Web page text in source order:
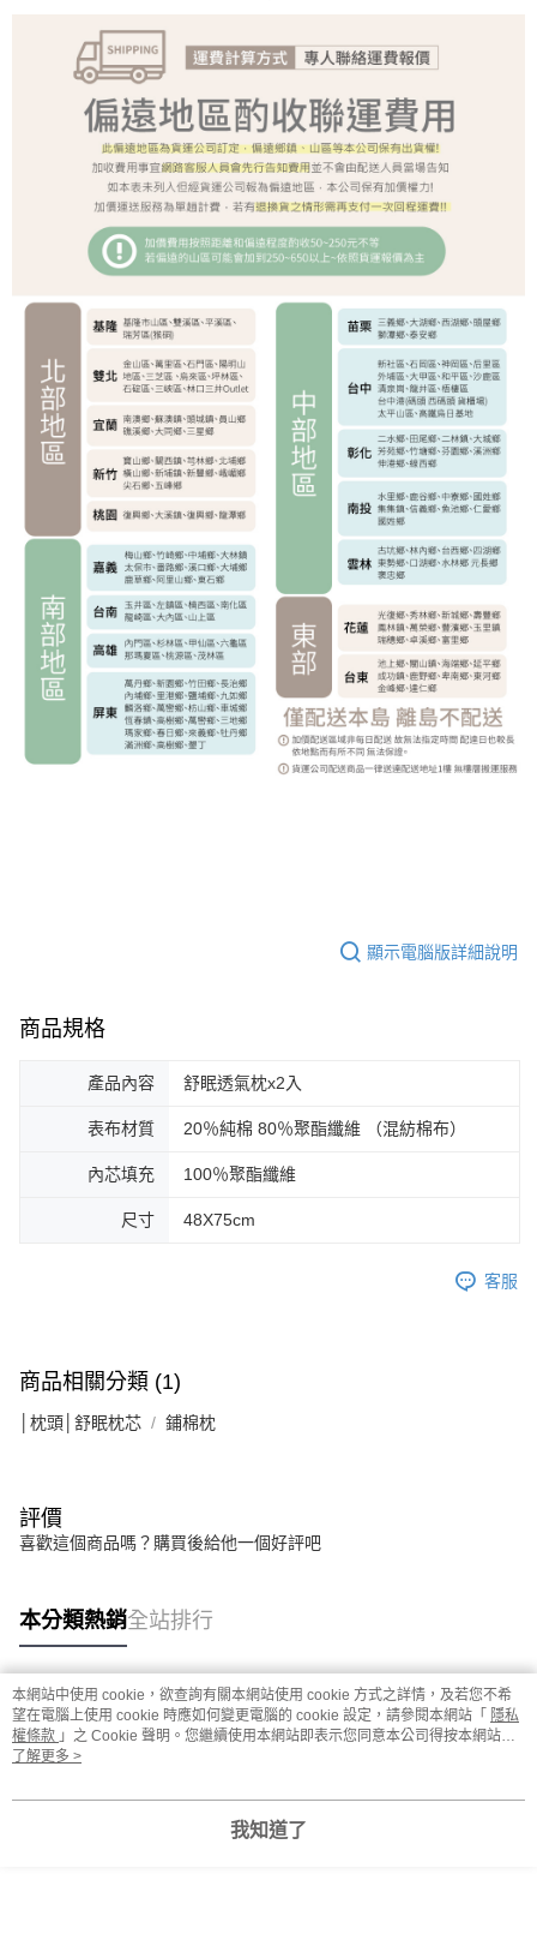
顯示電腦版詳細說明
商品規格
產品內容 舒眠透氣枕x2入
表布材質 20％純棉 80％聚酯纖維 （混紡棉布）
內芯填充 100％聚酯纖維
尺寸 48X75cm
客服
商品相關分類 (1)
│枕頭│舒眠枕芯 鋪棉枕
評價
喜歡這個商品嗎？購買後給他一個好評吧
本分類熱銷全站排行
熱門標籤
本網站中使用 cookie，欲查詢有關本網站使用 cookie 方式之詳情，及若您不希
望在電腦上使用 cookie 時應如何變更電腦的 cookie 設定，請參閱本網站「 隱私
權條款 」之 Cookie 聲明。您繼續使用本網站即表示您同意本公司得按本網站使
用條款之 Cookie 聲明使用 cookie。
了解更多 >
我知道了